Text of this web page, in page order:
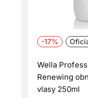
-17%
Wella
Renewing
vlasy 250ml